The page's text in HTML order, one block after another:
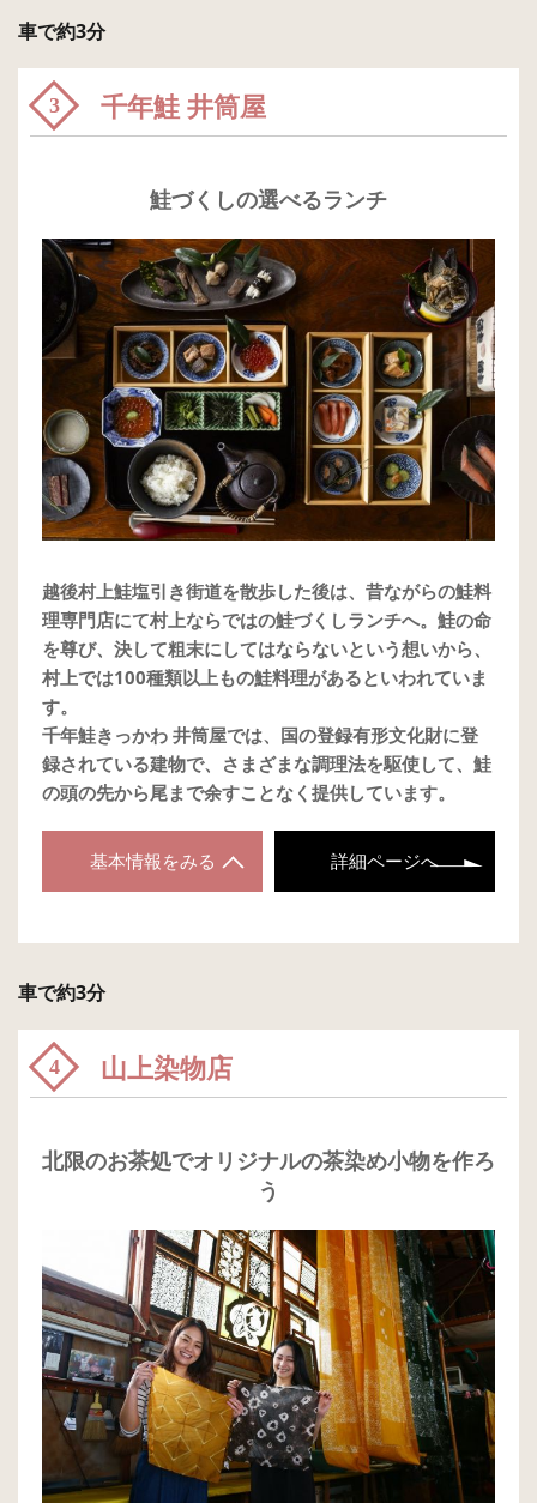
車で約3分
3 千年鮭 井筒屋
鮭づくしの選べるランチ
越後村上鮭塩引き街道を散歩した後は、昔ながらの鮭料
理専門店にて村上ならではの鮭づくしランチへ。鮭の命
を尊び、決して粗末にしてはならないという想いから、
村上では100種類以上もの鮭料理があるといわれていま
す。
千年鮭きっかわ 井筒屋では、国の登録有形文化財に登
録されている建物で、さまざまな調理法を駆使して、鮭
の頭の先から尾まで余すことなく提供しています。
基本情報をみる 詳細ページへ
車で約3分
4 山上染物店
北限のお茶処でオリジナルの茶染め小物を作ろ
う